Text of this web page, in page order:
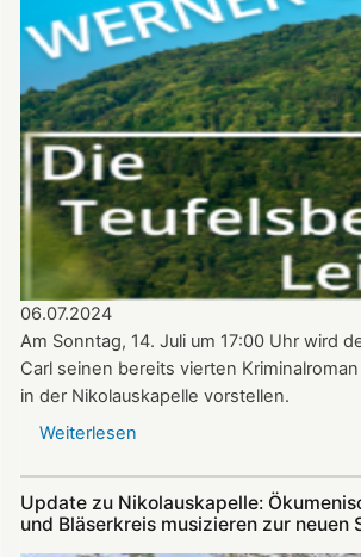
August
–
Benefizkonzert
mit
den
Alphornbläsern
Südpfalz
06.07.2024
Am Sonntag, 14. Juli um 17:00 Uhr wird
Carl seinen bereits vierten
in der Nikolauskapelle vorstellen.
Weiterlesen
mit
Update zu Nikolauskapelle:
und Bläserkreis musizieren zur neuen